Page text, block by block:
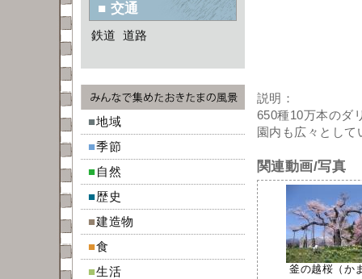
説明：
650種10万本のダ
園内も広々として
関連動画/写真
釜の越桜（か
■ 交通
鉄道 道路
■地域
■季節
■自然
■歴史
■建造物
■食
■生活